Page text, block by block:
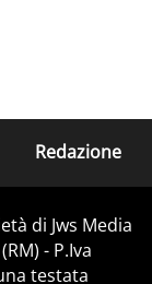
Redazione
di Jws Media
- P.Iva
testata